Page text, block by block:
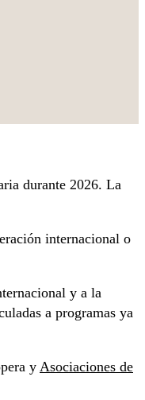
durante 2026. La
internacional o
y a la
a programas ya
y Asociaciones de